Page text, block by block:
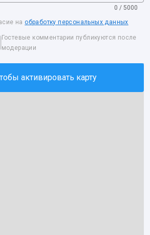
0 / 5000
на обработку персональных данных
Гостевые комментарии публикуются после
модерации
активировать карту